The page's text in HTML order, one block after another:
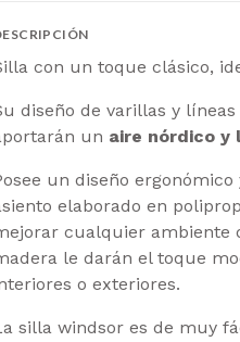
con un toque clásico,
diseño de varillas y
un aire nórdico y
un diseño
elaborado en
cualquier ambiente
le darán el toque
o exteriores.
silla windsor es de muy